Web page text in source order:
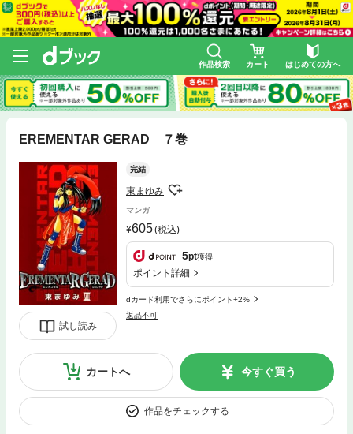
作品検索 カート はじめての方へ
EREMENTAR GERAD ７巻
試し読み
完結
東まゆみ
マンガ
605(税込)
5pt獲得
ポイント詳細
dカード利用でさらにポイント+2%
返品不可
カートへ 今すぐ買う
作品をチェックする